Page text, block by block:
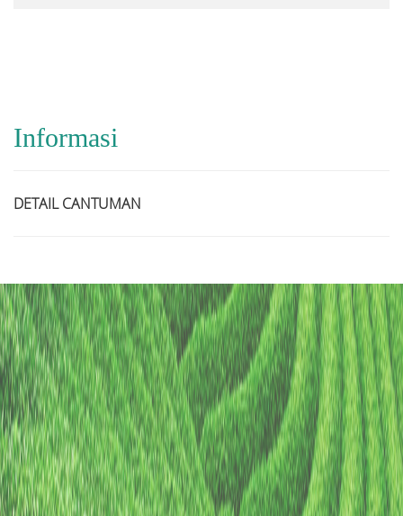
Informasi
DETAIL CANTUMAN
Judul
Pengarang
Subyek
ISBN/ISSN